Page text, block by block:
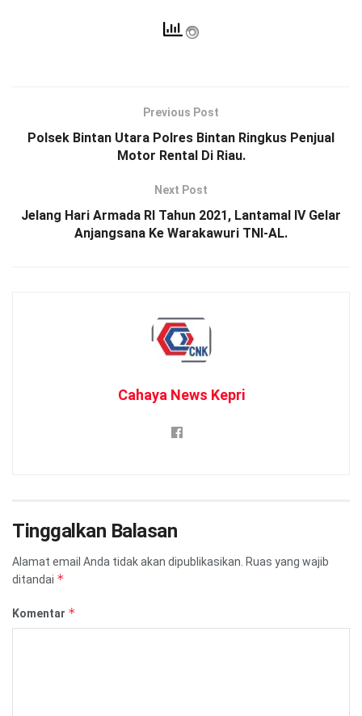
Previous Post
Polsek Bintan Utara Polres Bintan Ringkus Penjual
Motor Rental Di Riau.
Next Post
Jelang Hari Armada RI Tahun 2021, Lantamal IV Gelar
Anjangsana Ke Warakawuri TNI-AL.
Cahaya News Kepri
Tinggalkan Balasan
Alamat email Anda tidak akan dipublikasikan. Ruas yang wajib
ditandai *
Komentar *